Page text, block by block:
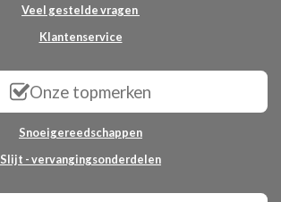
Veel gestelde vragen
Klantenservice
Onze topmerken
Snoeigereedschappen
Slijt - vervangingsonderdelen